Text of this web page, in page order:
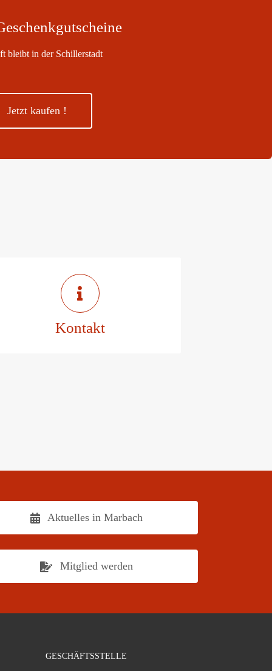
bleibt in der Schillerstadt
Jetzt kaufen !
Kontakt
Kontaktseite
Kontakt
Aktuelles in Marbach
Mitglied werden
GESCHÄFTSSTELLE